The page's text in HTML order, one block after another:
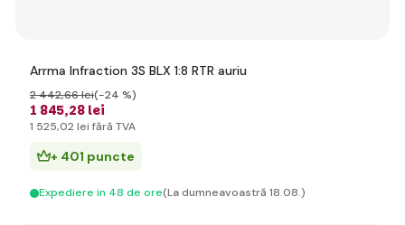
Arrma Infraction 3S BLX 1:8 RTR auriu
1 845,28 lei
2 442,66 lei(-24 %)
1 525,02 lei fără TVA
+ 401 puncte
Expediere in 48 de ore(La dumneavoastră 18.08.)